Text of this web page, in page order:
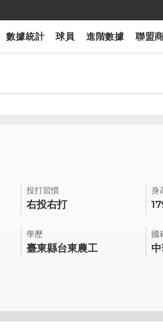
數據統計 球員 進階數據 聯盟
投打習慣
右投右打
身
學歷
臺東縣台東農工
國